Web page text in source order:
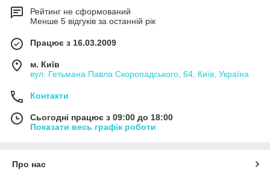
Рейтинг не сформований
Менше 5 відгуків за останній рік
Працює з 16.03.2009
м. Київ
вул. Гетьмана Павла Скоропадського, 64, Київ, Україна
Контакти
Сьогодні працює з 09:00 до 18:00
Показати весь графік роботи
Про нас